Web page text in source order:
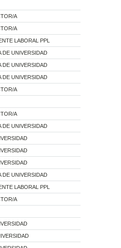
A
A
LABORAL PPL
DE UNIVERSIDAD
DE UNIVERSIDAD
DE UNIVERSIDAD
A
A
DE UNIVERSIDAD
DE UNIVERSIDAD
LABORAL PPL
A